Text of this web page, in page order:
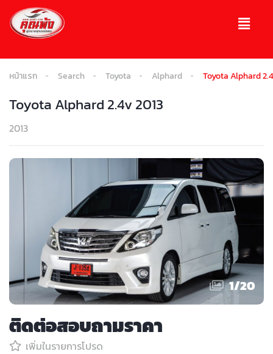
หน้าแรก Search Toyota Alphard Toyota Alphard
Toyota Alphard 2.4v 2013
2013
1/20
ติดต่อสอบถามราคา
เพิ่มในรายการโปรด